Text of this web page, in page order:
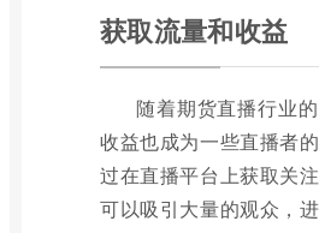
获取流量和收益
随着期货直播行业
收益也成为一些直播者
过在直播平台上获取关
可以吸引大量的观众，